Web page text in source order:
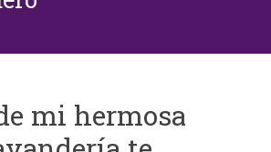
mi hermosa